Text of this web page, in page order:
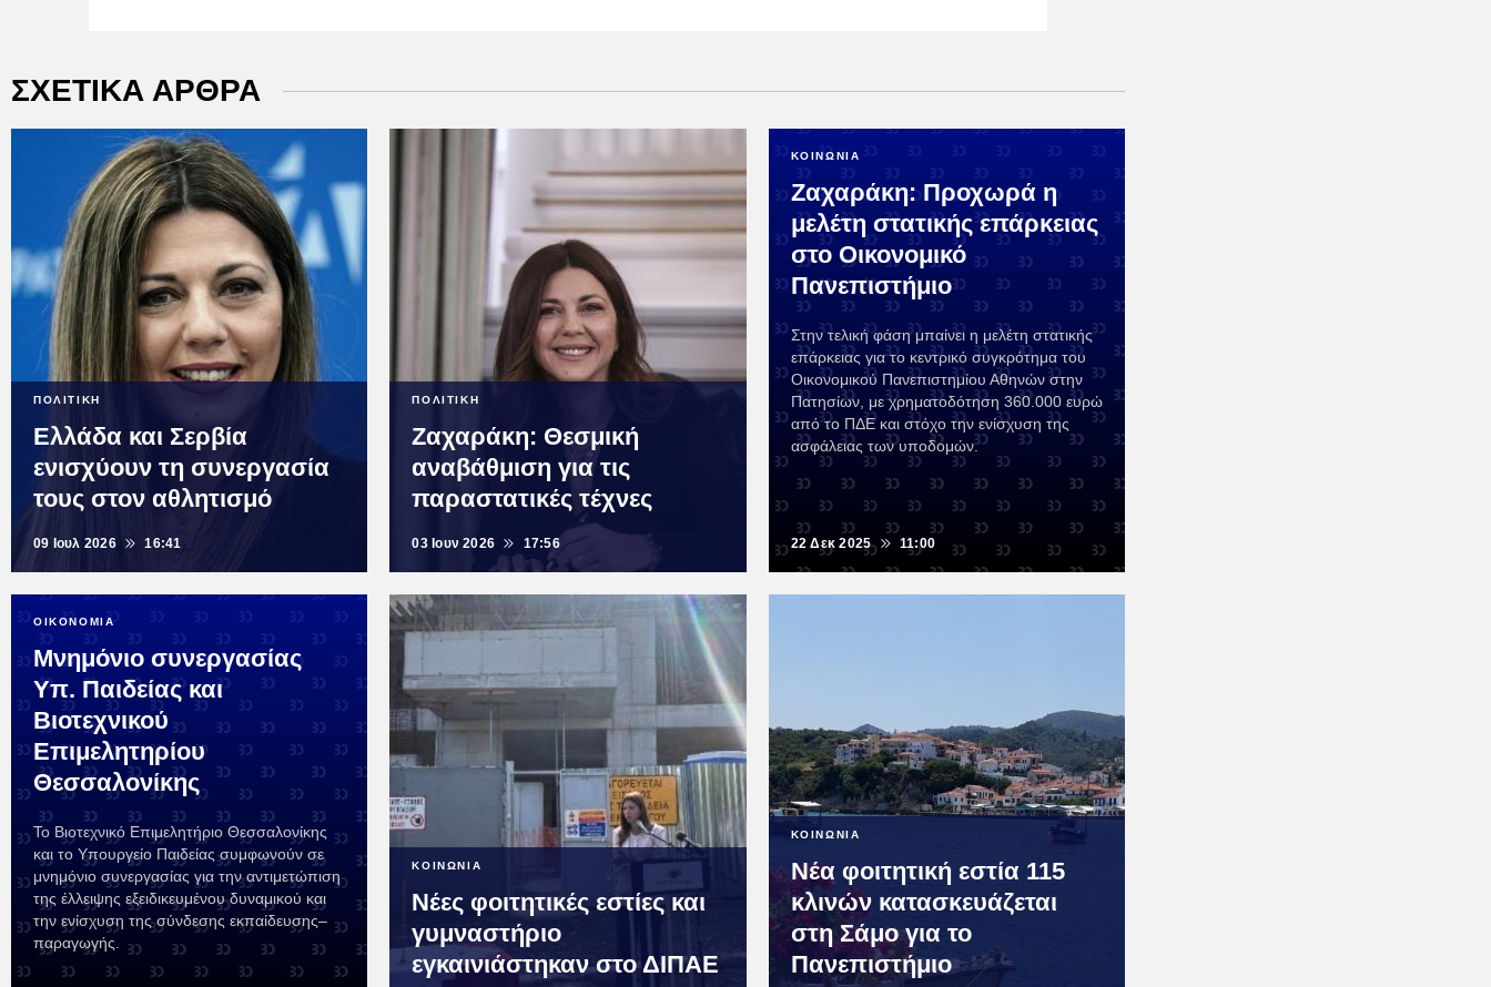
ΣΧΕΤΙΚΑ ΑΡΘΡΑ
ΠΟΛΙΤΙΚΗ
Ελλάδα και Σερβία
ενισχύουν τη συνεργασία
τους στον αθλητισμό
09 Ιουλ 2026 16:41
ΠΟΛΙΤΙΚΗ
Ζαχαράκη: Θεσμική
αναβάθμιση για τις
παραστατικές τέχνες
03 Ιουν 2026 17:56
ΚΟΙΝΩΝΙΑ
Ζαχαράκη: Προχωρά η
μελέτη στατικής επάρκειας
στο Οικονομικό
Πανεπιστήμιο
Στην τελική φάση μπαίνει η μελέτη στατικής
επάρκειας για το κεντρικό συγκρότημα του
Οικονομικού Πανεπιστημίου Αθηνών στην
Πατησίων, με χρηματοδότηση 360.000 ευρώ
από το ΠΔΕ και στόχο την ενίσχυση της
ασφάλειας των υποδομών.
22 Δεκ 2025 11:00
ΟΙΚΟΝΟΜΙΑ
Μνημόνιο συνεργασίας
Υπ. Παιδείας και
Βιοτεχνικού
Επιμελητηρίου
Θεσσαλονίκης
Το Βιοτεχνικό Επιμελητήριο Θεσσαλονίκης
και το Υπουργείο Παιδείας συμφωνούν σε
μνημόνιο συνεργασίας για την αντιμετώπιση
της έλλειψης εξειδικευμένου δυναμικού και
την ενίσχυση της σύνδεσης εκπαίδευσης–
παραγωγής.
ΚΟΙΝΩΝΙΑ
Νέες φοιτητικές εστίες και
γυμναστήριο
εγκαινιάστηκαν στο ΔΙΠΑΕ
ΚΟΙΝΩΝΙΑ
Νέα φοιτητική εστία 115
κλινών κατασκευάζεται
στη Σάμο για το
Πανεπιστήμιο